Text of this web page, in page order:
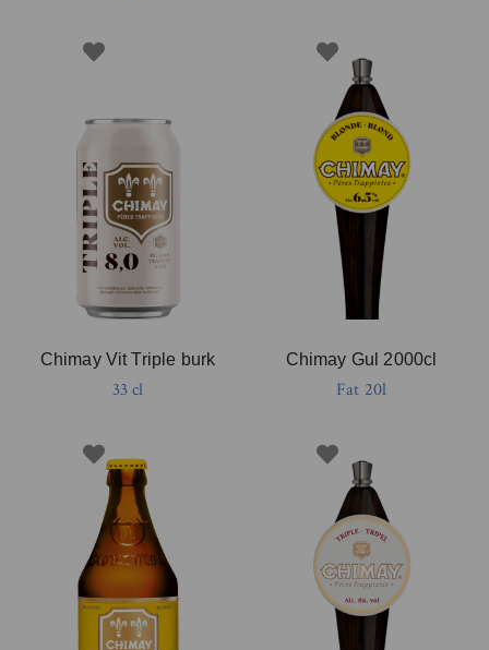
Chimay Vit Triple burk
33 cl
Chimay Gul 2000cl
Fat 20l